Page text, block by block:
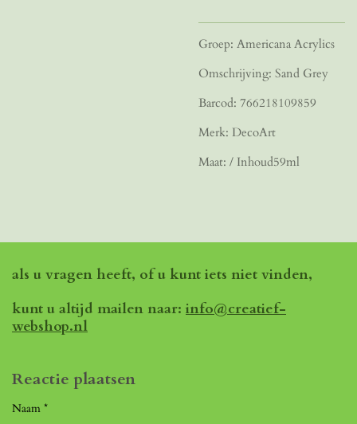
Groep: Americana Acrylics
Omschrijving: Sand Grey
Barcod: 766218109859
Merk: DecoArt
Maat: / Inhoud59ml
als u vragen heeft, of u kunt iets niet vinden,
kunt u altijd mailen naar: info@creatief-
webshop.nl
Reactie plaatsen
Naam *